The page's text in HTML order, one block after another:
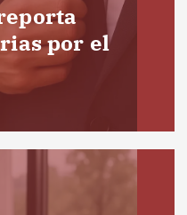
por el